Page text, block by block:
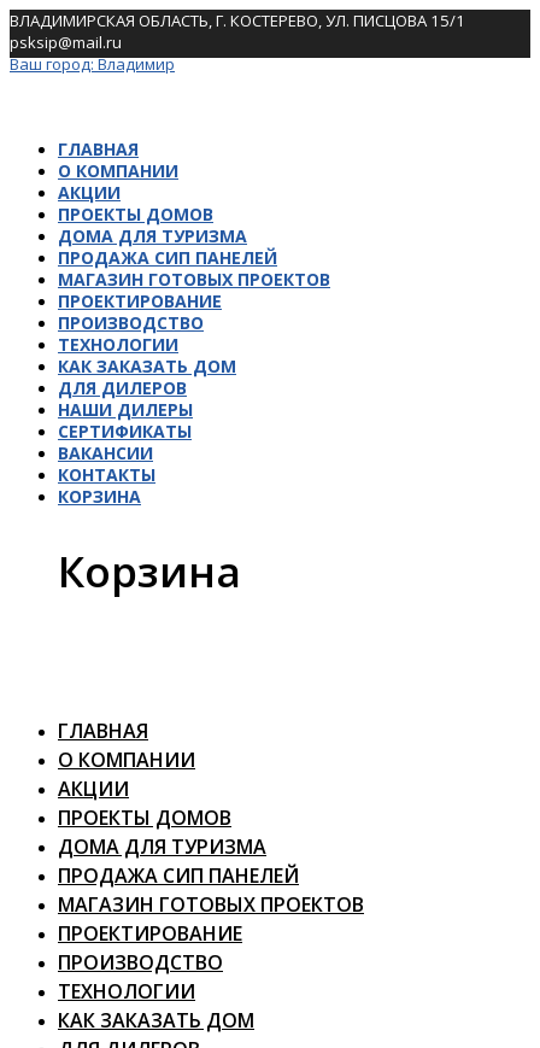
Skip
to
content
ВЛАДИМИРСКАЯ ОБЛАСТЬ, Г. КОСТЕРЕВО, УЛ. ПИСЦОВА 15/1
psksip@mail.ru
Ваш город:Владимир
ГЛАВНАЯ
О КОМПАНИИ
АКЦИИ
ПРОЕКТЫ ДОМОВ
ДОМА ДЛЯ ТУРИЗМА
ПРОДАЖА СИП ПАНЕЛЕЙ
МАГАЗИН ГОТОВЫХ ПРОЕКТОВ
ПРОЕКТИРОВАНИЕ
ПРОИЗВОДСТВО
ТЕХНОЛОГИИ
КАК ЗАКАЗАТЬ ДОМ
ДЛЯ ДИЛЕРОВ
НАШИ ДИЛЕРЫ
СЕРТИФИКАТЫ
ВАКАНСИИ
КОНТАКТЫ
КОРЗИНА
Корзина
ГЛАВНАЯ
О КОМПАНИИ
АКЦИИ
ПРОЕКТЫ ДОМОВ
ДОМА ДЛЯ ТУРИЗМА
ПРОДАЖА СИП ПАНЕЛЕЙ
МАГАЗИН ГОТОВЫХ ПРОЕКТОВ
ПРОЕКТИРОВАНИЕ
ПРОИЗВОДСТВО
ТЕХНОЛОГИИ
КАК ЗАКАЗАТЬ ДОМ